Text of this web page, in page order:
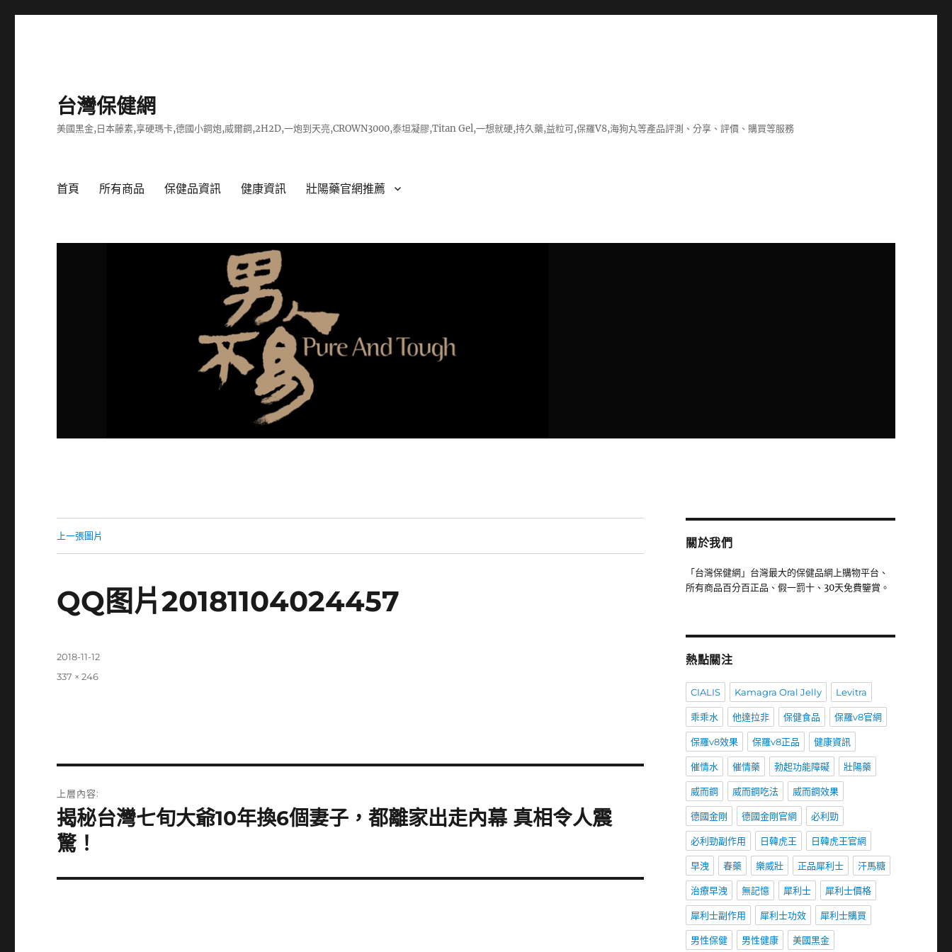
台灣保健網
美國黑金,日本藤素,享硬瑪卡,德國小鋼炮,威爾鋼,2H2D,一炮到天亮,CROWN3000,泰坦凝膠,Titan Gel,一想就硬,持久藥,益粒可,保羅V8,海狗丸等產品評測、分享、評價、購買等服務
首頁 所有商品 保健品資訊 健康資訊 壯陽藥官網推薦
上一張圖片
QQ图片20181104024457
發
2018-11-12
完
337 × 246
章
導
上層內容:
揭秘台灣七旬大爺10年換6個妻子，都離家出走內幕 真相令人震
驚！
關於我們
「台灣保健網」台灣最大的保健品網上購物平台、
所有商品百分百正品、假一罰十、30天免費鑒賞。
熱點關注
CIALIS Kamagra Oral Jelly Levitra
乖乖水 他達拉非 保健食品 保羅v8官網
保羅v8效果 保羅v8正品 健康資訊
催情水 催情藥 勃起功能障礙 壯陽藥
威而鋼 威而鋼吃法 威而鋼效果
德國金剛 德國金剛官網 必利勁
必利勁副作用 日韓虎王 日韓虎王官網
早洩 春藥 樂威壯 正品犀利士 汗馬糖
治療早洩 無記憶 犀利士 犀利士價格
犀利士副作用 犀利士功效 犀利士購買
男性保健 男性健康 美國黑金